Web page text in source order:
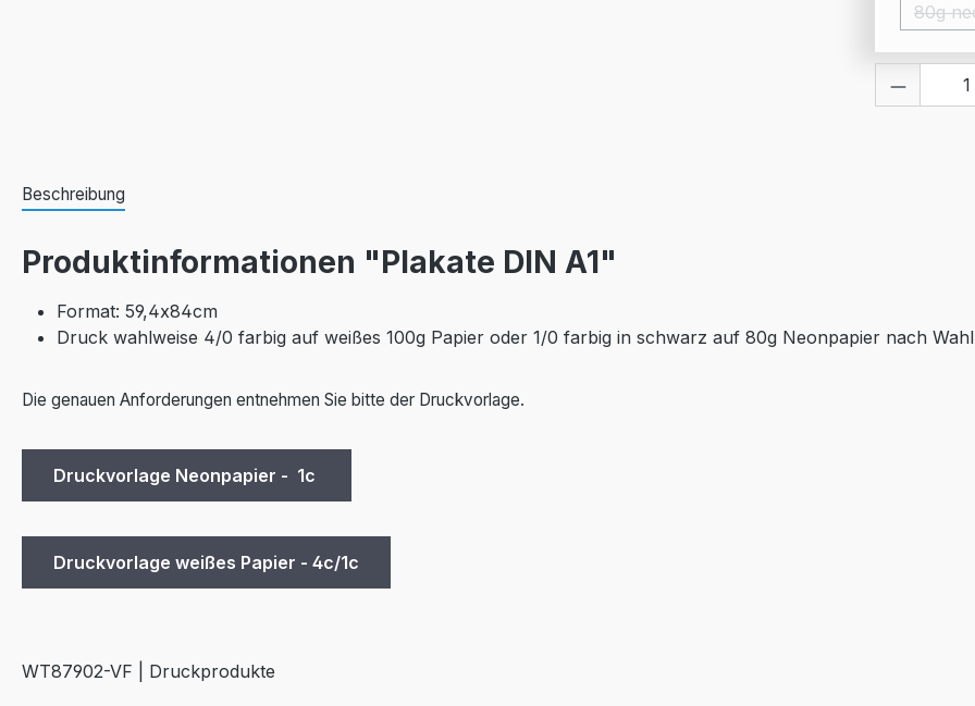
80g
Beschreibung
Produktinformationen "Plakate DIN A1"
Format: 59,4x84cm
Druck wahlweise 4/0 farbig auf weißes 100g Papier oder 1/0 farbig in schwarz auf 80g Neonpapier nach
Die genauen Anforderungen entnehmen Sie bitte der Druckvorlage.
Druckvorlage Neonpapier - 1c
Druckvorlage weißes Papier - 4c/1c
WT87902-VF | Druckprodukte